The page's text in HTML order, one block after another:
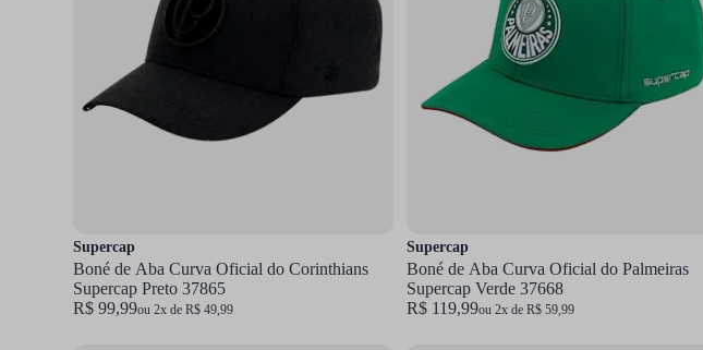
Supercap
Boné de Aba Curva Oficial do Corinthians
Supercap Preto 37865
R$ 99,99ou 2x de R$ 49,99
Supercap
Boné de Aba Curva Oficial do Palmeiras
Supercap Verde 37668
R$ 119,99ou 2x de R$ 59,99